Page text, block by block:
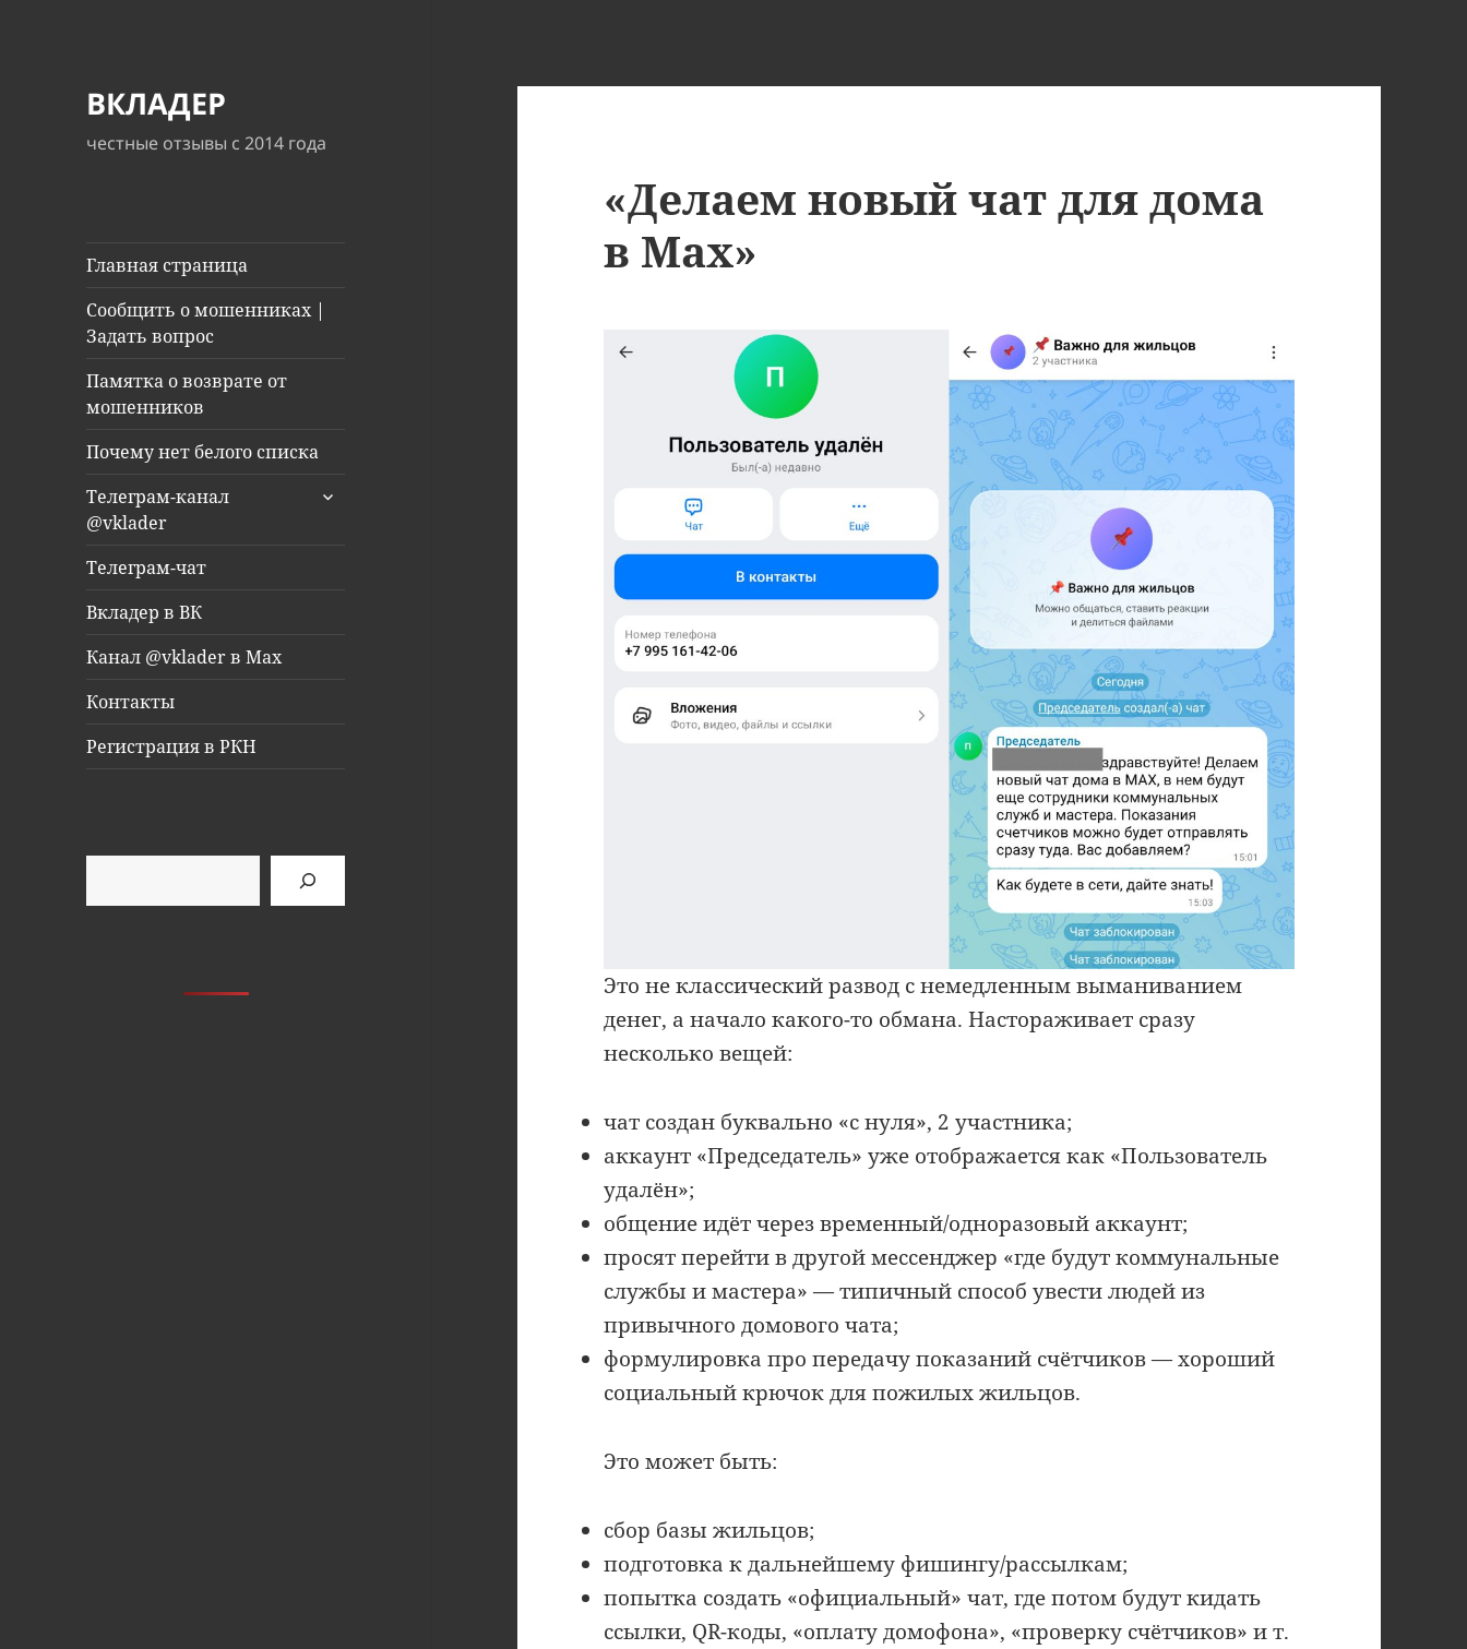
ВКЛАДЕР
честные отзывы с 2014 года
Главная страница
Сообщить о мошенниках |
Задать вопрос
Памятка о возврате от
мошенников
Почему нет белого списка
Телеграм-канал
@vklader
раскрыть
Телеграм-чат
Вкладер в ВК
Канал @vklader в Max
Контакты
Регистрация в РКН
«Делаем новый чат для дома
в Max»
Это не классический развод с немедленным выманиванием
денег, а начало какого-то обмана. Настораживает сразу
несколько вещей:
чат создан буквально «с нуля», 2 участника;
аккаунт «Председатель» уже отображается как «Пользователь
удалён»;
общение идёт через временный/одноразовый аккаунт;
просят перейти в другой мессенджер «где будут коммунальные
службы и мастера» — типичный способ увести людей из
привычного домового чата;
формулировка про передачу показаний счётчиков — хороший
социальный крючок для пожилых жильцов.
Это может быть:
сбор базы жильцов;
подготовка к дальнейшему фишингу/рассылкам;
попытка создать «официальный» чат, где потом будут кидать
ссылки, QR-коды, «оплату домофона», «проверку счётчиков» и т.